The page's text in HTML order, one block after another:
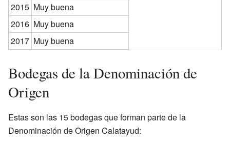
2015 Muy buena
2016 Muy buena
2017 Muy buena
Bodegas de la Denominación de
Origen
Estas son las 15 bodegas que forman parte de la
Denominación de Origen Calatayud: